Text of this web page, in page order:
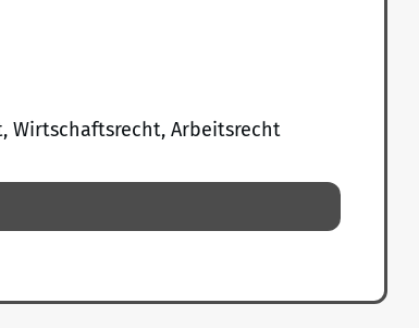
Wirtschaftsrecht, Arbeitsrecht